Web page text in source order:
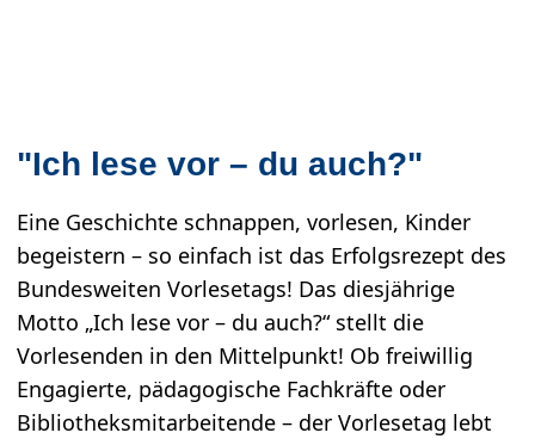
"Ich lese vor – du auch?"
Eine Geschichte schnappen, vorlesen, Kinder
begeistern – so einfach ist das Erfolgsrezept des
Bundesweiten Vorlesetags! Das diesjährige
Motto „Ich lese vor – du auch?“ stellt die
Vorlesenden in den Mittelpunkt! Ob freiwillig
Engagierte, pädagogische Fachkräfte oder
Bibliotheksmitarbeitende – der Vorlesetag lebt